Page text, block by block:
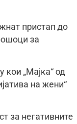
пристап до
за
„Мајка“ од
на жени“
за негативните